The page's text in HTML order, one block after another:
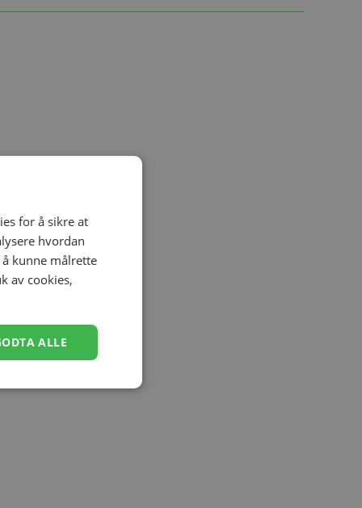
for å sikre at
hvordan
kunne målrette
av cookies,
ALLE